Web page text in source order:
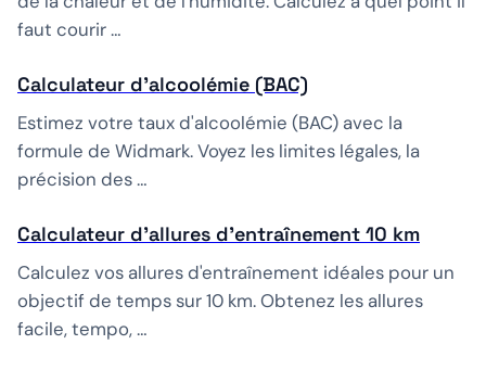
faut courir …
Calculateur d'alcoolémie (BAC)
Estimez votre taux d'alcoolémie (BAC) avec la
formule de Widmark. Voyez les limites légales, la
précision des …
Calculateur d'allures d'entraînement 10 km
Calculez vos allures d'entraînement idéales pour un
objectif de temps sur 10 km. Obtenez les allures
facile, tempo, …